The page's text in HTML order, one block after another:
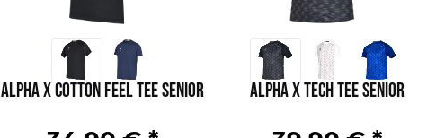
Alpha X Cotton Feel Tee Senior Alpha X Tech Tee Senior